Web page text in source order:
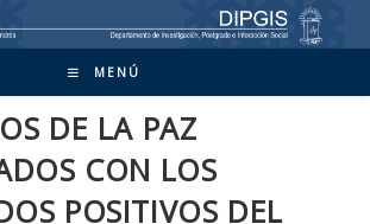
MENÚ
DE LA PAZ
CON LOS
POSITIVOS DEL